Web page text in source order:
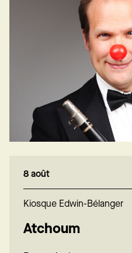
8 août
Kiosque Edwin-Bélanger
Atchoum